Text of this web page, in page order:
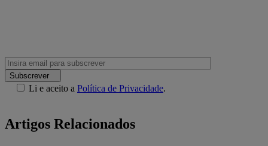
Subscrever
Li e aceito a Política de Privacidade.
Artigos Relacionados